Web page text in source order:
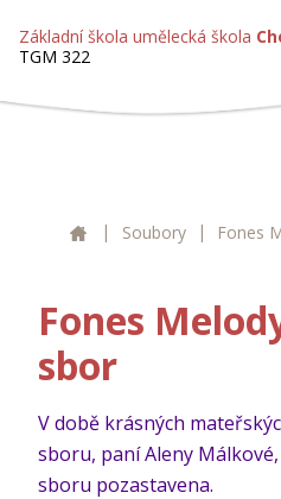
Základní škola umělecká škola
TGM 322
ZUŠ Chotěboř
| Soubory | Fones
Fones
sbor
V době krásných
sboru, paní Aleny
sboru pozastavena.